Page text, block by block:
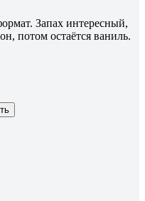
Запах интересный,
потом остаётся ваниль.